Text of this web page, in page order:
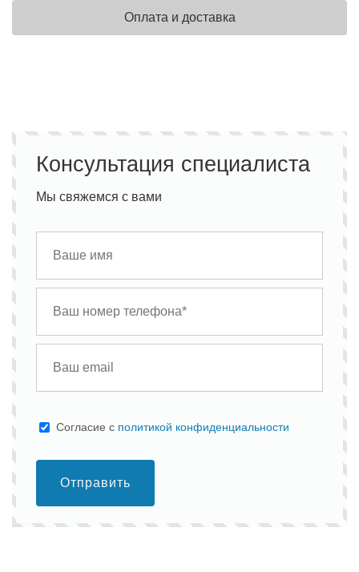
Оплата и доставка
Консультация специалиста
Мы свяжемся с вами
Cогласие с политикой конфиденциальности
Отправить